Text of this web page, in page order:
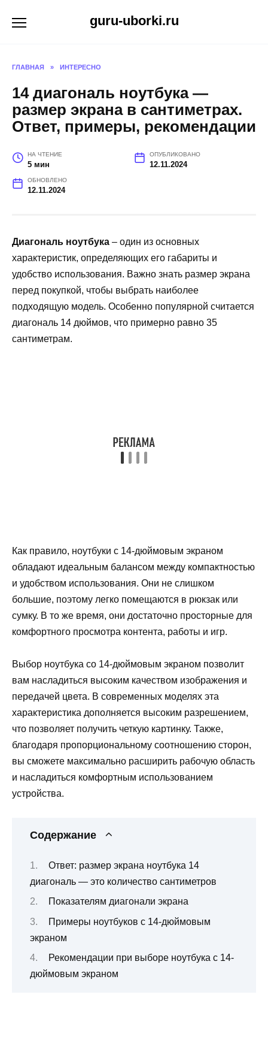
guru-uborki.ru
ГЛАВНАЯ » ИНТЕРЕСНО
14 диагональ ноутбука —
размер экрана в сантиметрах.
Ответ, примеры, рекомендации
НА ЧТЕНИЕ
5 мин
ОПУБЛИКОВАНО
12.11.2024
ОБНОВЛЕНО
12.11.2024
Диагональ ноутбука – один из основных
характеристик, определяющих его габариты и
удобство использования. Важно знать размер экрана
перед покупкой, чтобы выбрать наиболее
подходящую модель. Особенно популярной считается
диагональ 14 дюймов, что примерно равно 35
сантиметрам.
Как правило, ноутбуки с 14-дюймовым экраном
обладают идеальным балансом между компактностью
и удобством использования. Они не слишком
большие, поэтому легко помещаются в рюкзак или
сумку. В то же время, они достаточно просторные для
комфортного просмотра контента, работы и игр.
Выбор ноутбука со 14-дюймовым экраном позволит
вам насладиться высоким качеством изображения и
передачей цвета. В современных моделях эта
характеристика дополняется высоким разрешением,
что позволяет получить четкую картинку. Также,
благодаря пропорциональному соотношению сторон,
вы сможете максимально расширить рабочую область
и насладиться комфортным использованием
устройства.
Содержание
Ответ: размер экрана ноутбука 14
диагональ — это количество сантиметров
Показателям диагонали экрана
Примеры ноутбуков с 14-дюймовым
экраном
Рекомендации при выборе ноутбука с 14-
дюймовым экраном